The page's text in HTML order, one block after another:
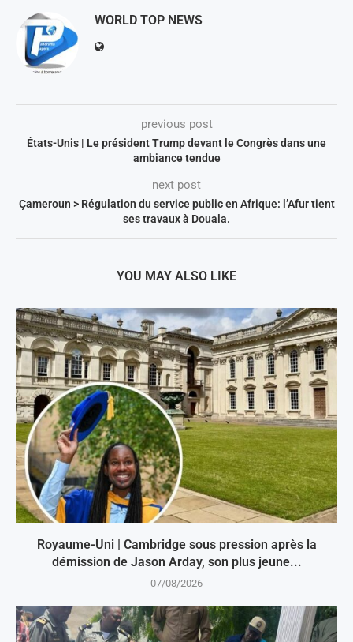
WORLD TOP NEWS
previous post
États-Unis | Le président Trump devant le Congrès dans une
ambiance tendue
next post
Çameroun > Régulation du service public en Afrique: l’Afur tient
ses travaux à Douala.
YOU MAY ALSO LIKE
Royaume-Uni | Cambridge sous pression après la
démission de Jason Arday, son plus jeune...
07/08/2026